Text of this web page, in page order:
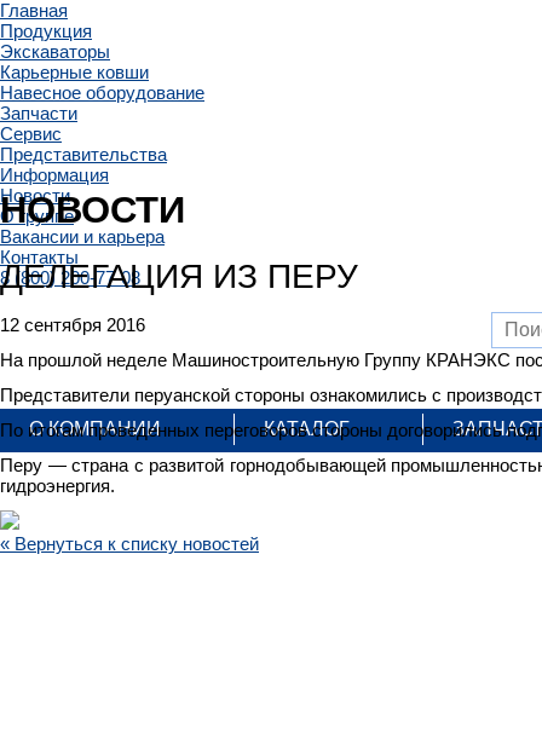
Главная
Продукция
Экскаваторы
Карьерные ковши
Навесное оборудование
Запчасти
Сервис
Представительства
Информация
Новости
О группе
Вакансии и карьера
Контакты
8 (800) 200-77-08
О КОМПАНИИ КАТАЛОГ
НОВОСТИ
ДЕЛЕГАЦИЯ ИЗ ПЕРУ
12 сентября 2016
На прошлой неделе Машиностроительную Группу КРАНЭКС
Представители перуанской стороны ознакомились с
По итогам проведенных переговоров стороны договорились
Перу — страна с развитой горнодобывающей
гидроэнергия.
« Вернуться к списку новостей